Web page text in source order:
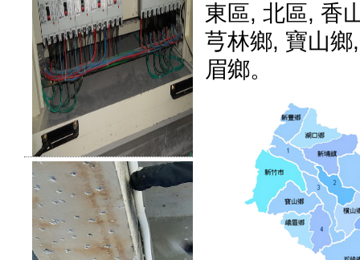
東區, 北區, 香
芎林鄉, 寶山鄉
眉鄉。